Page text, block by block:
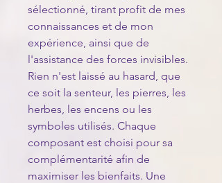
sélectionné, tirant profit de mes
connaissances et de mon
expérience, ainsi que de
l'assistance des forces invisibles.
Rien n'est laissé au hasard, que
ce soit la senteur, les pierres, les
herbes, les encens ou les
symboles utilisés. Chaque
composant est choisi pour sa
complémentarité afin de
maximiser les bienfaits. Une